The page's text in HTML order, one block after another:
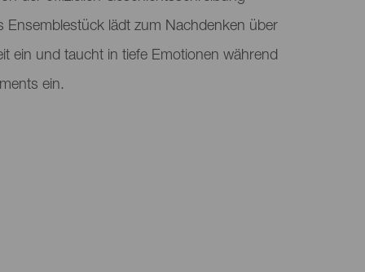
Ensemblestück lädt zum Nachdenken über
ein und taucht in tiefe Emotionen während
ein.